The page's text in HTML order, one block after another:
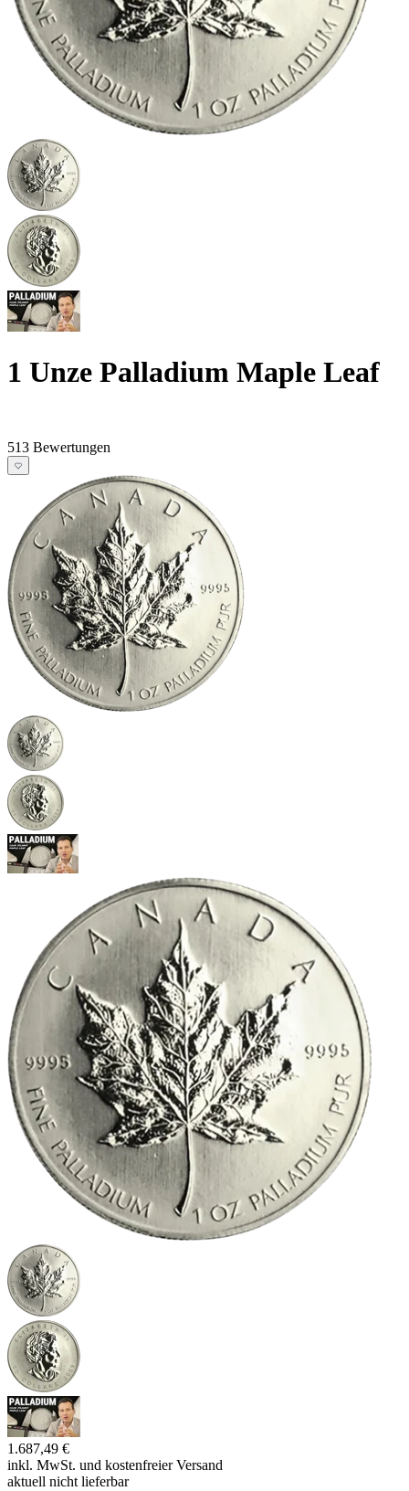
1 Unze Palladium Maple Leaf
513 Bewertungen
1.687,49 €
inkl. MwSt. und kostenfreier Versand
aktuell nicht lieferbar